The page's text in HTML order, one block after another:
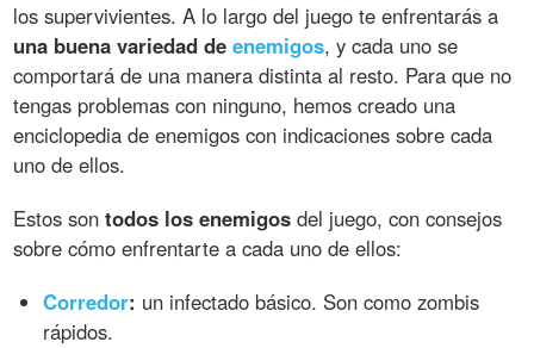
los supervivientes. A lo largo del juego te enfrentarás a
una buena variedad deenemigos, y cada uno se
comportará de una manera distinta al resto. Para que no
tengas problemas con ninguno, hemos creado una
enciclopedia de enemigos con indicaciones sobre cada
uno de ellos.
Estos sontodos los enemigos del juego, con consejos
sobre cómo enfrentarte a cada uno de ellos:
Corredor: un infectado básico. Son como zombis
rápidos.